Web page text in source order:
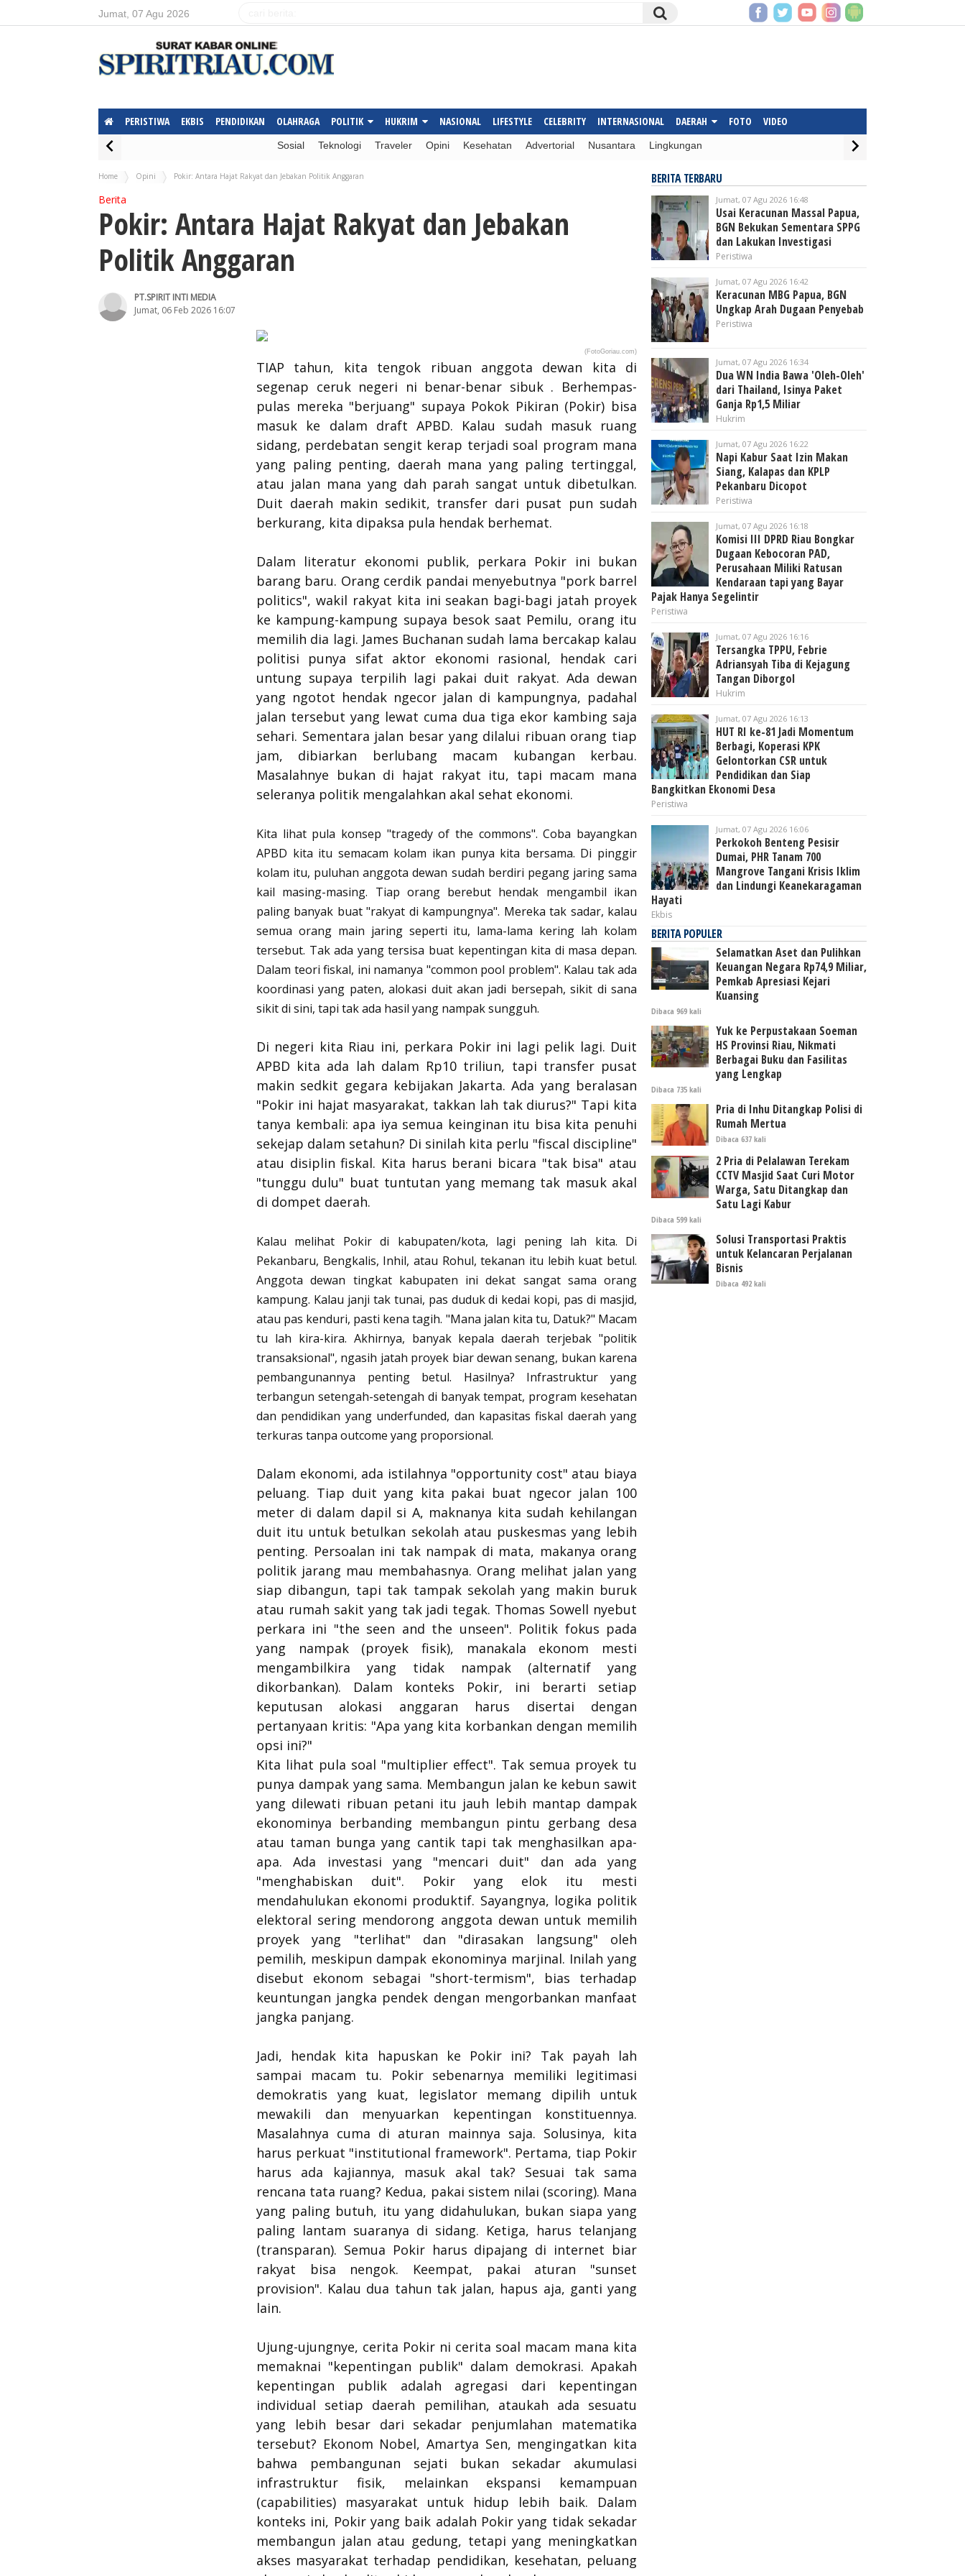
Jumat, 07 Agu 2026
PERISTIWA EKBIS PENDIDIKAN OLAHRAGA POLITIK HUKRIM NASIONAL LIFESTYLE CELEBRITY INTERNASIONAL DAERAH FOTO VIDEO
Sosial Teknologi Traveler Opini Kesehatan Advertorial Nusantara Lingkungan
Home Opini Pokir: Antara Hajat Rakyat dan Jebakan Politik Anggaran
Berita
Pokir: Antara Hajat Rakyat dan Jebakan
Politik Anggaran
PT.SPIRIT INTI MEDIA
Jumat, 06 Feb 2026 16:07
(FotoGoriau.com)
TIAP tahun, kita tengok ribuan anggota dewan kita di
segenap ceruk negeri ni benar-benar sibuk . Berhempas-
pulas mereka "berjuang" supaya Pokok Pikiran (Pokir) bisa
masuk ke dalam draft APBD. Kalau sudah masuk ruang
sidang, perdebatan sengit kerap terjadi soal program mana
yang paling penting, daerah mana yang paling tertinggal,
atau jalan mana yang dah parah sangat untuk dibetulkan.
Duit daerah makin sedikit, transfer dari pusat pun sudah
berkurang, kita dipaksa pula hendak berhemat.
Dalam literatur ekonomi publik, perkara Pokir ini bukan
barang baru. Orang cerdik pandai menyebutnya "pork barrel
politics", wakil rakyat kita ini seakan bagi-bagi jatah proyek
ke kampung-kampung supaya besok saat Pemilu, orang itu
memilih dia lagi. James Buchanan sudah lama bercakap kalau
politisi punya sifat aktor ekonomi rasional, hendak cari
untung supaya terpilih lagi pakai duit rakyat. Ada dewan
yang ngotot hendak ngecor jalan di kampungnya, padahal
jalan tersebut yang lewat cuma dua tiga ekor kambing saja
sehari. Sementara jalan besar yang dilalui ribuan orang tiap
jam, dibiarkan berlubang macam kubangan kerbau.
Masalahnye bukan di hajat rakyat itu, tapi macam mana
seleranya politik mengalahkan akal sehat ekonomi.
Kita lihat pula konsep "tragedy of the commons". Coba bayangkan
APBD kita itu semacam kolam ikan punya kita bersama. Di pinggir
kolam itu, puluhan anggota dewan sudah berdiri pegang jaring sama
kail masing-masing. Tiap orang berebut hendak mengambil ikan
paling banyak buat "rakyat di kampungnya". Mereka tak sadar, kalau
semua orang main jaring seperti itu, lama-lama kering lah kolam
tersebut. Tak ada yang tersisa buat kepentingan kita di masa depan.
Dalam teori fiskal, ini namanya "common pool problem". Kalau tak ada
koordinasi yang paten, alokasi duit akan jadi bersepah, sikit di sana
sikit di sini, tapi tak ada hasil yang nampak sungguh.
Di negeri kita Riau ini, perkara Pokir ini lagi pelik lagi. Duit
APBD kita ada lah dalam Rp10 triliun, tapi transfer pusat
makin sedkit gegara kebijakan Jakarta. Ada yang beralasan
"Pokir ini hajat masyarakat, takkan lah tak diurus?" Tapi kita
tanya kembali: apa iya semua keinginan itu bisa kita penuhi
sekejap dalam setahun? Di sinilah kita perlu "fiscal discipline"
atau disiplin fiskal. Kita harus berani bicara "tak bisa" atau
"tunggu dulu" buat tuntutan yang memang tak masuk akal
di dompet daerah.
Kalau melihat Pokir di kabupaten/kota, lagi pening lah kita. Di
Pekanbaru, Bengkalis, Inhil, atau Rohul, tekanan itu lebih kuat betul.
Anggota dewan tingkat kabupaten ini dekat sangat sama orang
kampung. Kalau janji tak tunai, pas duduk di kedai kopi, pas di masjid,
atau pas kenduri, pasti kena tagih. "Mana jalan kita tu, Datuk?" Macam
tu lah kira-kira. Akhirnya, banyak kepala daerah terjebak "politik
transaksional", ngasih jatah proyek biar dewan senang, bukan karena
pembangunannya penting betul. Hasilnya? Infrastruktur yang
terbangun setengah-setengah di banyak tempat, program kesehatan
dan pendidikan yang underfunded, dan kapasitas fiskal daerah yang
terkuras tanpa outcome yang proporsional.
Dalam ekonomi, ada istilahnya "opportunity cost" atau biaya
peluang. Tiap duit yang kita pakai buat ngecor jalan 100
meter di dalam dapil si A, maknanya kita sudah kehilangan
duit itu untuk betulkan sekolah atau puskesmas yang lebih
penting. Persoalan ini tak nampak di mata, makanya orang
politik jarang mau membahasnya. Orang melihat jalan yang
siap dibangun, tapi tak tampak sekolah yang makin buruk
atau rumah sakit yang tak jadi tegak. Thomas Sowell nyebut
perkara ini "the seen and the unseen". Politik fokus pada
yang nampak (proyek fisik), manakala ekonom mesti
mengambilkira yang tidak nampak (alternatif yang
dikorbankan). Dalam konteks Pokir, ini berarti setiap
keputusan alokasi anggaran harus disertai dengan
pertanyaan kritis: "Apa yang kita korbankan dengan memilih
opsi ini?"
Kita lihat pula soal "multiplier effect". Tak semua proyek tu
punya dampak yang sama. Membangun jalan ke kebun sawit
yang dilewati ribuan petani itu jauh lebih mantap dampak
ekonominya berbanding membangun pintu gerbang desa
atau taman bunga yang cantik tapi tak menghasilkan apa-
apa. Ada investasi yang "mencari duit" dan ada yang
"menghabiskan duit". Pokir yang elok itu mesti
mendahulukan ekonomi produktif. Sayangnya, logika politik
elektoral sering mendorong anggota dewan untuk memilih
proyek yang "terlihat" dan "dirasakan langsung" oleh
pemilih, meskipun dampak ekonominya marjinal. Inilah yang
disebut ekonom sebagai "short-termism", bias terhadap
keuntungan jangka pendek dengan mengorbankan manfaat
jangka panjang.
Jadi, hendak kita hapuskan ke Pokir ini? Tak payah lah
sampai macam tu. Pokir sebenarnya memiliki legitimasi
demokratis yang kuat, legislator memang dipilih untuk
mewakili dan menyuarkan kepentingan konstituennya.
Masalahnya cuma di aturan mainnya saja. Solusinya, kita
harus perkuat "institutional framework". Pertama, tiap Pokir
harus ada kajiannya, masuk akal tak? Sesuai tak sama
rencana tata ruang? Kedua, pakai sistem nilai (scoring). Mana
yang paling butuh, itu yang didahulukan, bukan siapa yang
paling lantam suaranya di sidang. Ketiga, harus telanjang
(transparan). Semua Pokir harus dipajang di internet biar
rakyat bisa nengok. Keempat, pakai aturan "sunset
provision". Kalau dua tahun tak jalan, hapus aja, ganti yang
lain.
Ujung-ujungnye, cerita Pokir ni cerita soal macam mana kita
memaknai "kepentingan publik" dalam demokrasi. Apakah
kepentingan publik adalah agregasi dari kepentingan
individual setiap daerah pemilihan, ataukah ada sesuatu
yang lebih besar dari sekadar penjumlahan matematika
tersebut? Ekonom Nobel, Amartya Sen, mengingatkan kita
bahwa pembangunan sejati bukan sekadar akumulasi
infrastruktur fisik, melainkan ekspansi kemampuan
(capabilities) masyarakat untuk hidup lebih baik. Dalam
konteks ini, Pokir yang baik adalah Pokir yang tidak sekadar
membangun jalan atau gedung, tetapi yang meningkatkan
akses masyarakat terhadap pendidikan, kesehatan, peluang
BERITA TERBARU
Jumat, 07 Agu 2026 16:48
Usai Keracunan Massal Papua,
BGN Bekukan Sementara SPPG
dan Lakukan Investigasi
Peristiwa
Jumat, 07 Agu 2026 16:42
Keracunan MBG Papua, BGN
Ungkap Arah Dugaan Penyebab
Peristiwa
Jumat, 07 Agu 2026 16:34
Dua WN India Bawa 'Oleh-Oleh'
dari Thailand, Isinya Paket
Ganja Rp1,5 Miliar
Hukrim
Jumat, 07 Agu 2026 16:22
Napi Kabur Saat Izin Makan
Siang, Kalapas dan KPLP
Pekanbaru Dicopot
Peristiwa
Jumat, 07 Agu 2026 16:18
Komisi III DPRD Riau Bongkar
Dugaan Kebocoran PAD,
Perusahaan Miliki Ratusan
Kendaraan tapi yang Bayar
Pajak Hanya Segelintir
Peristiwa
Jumat, 07 Agu 2026 16:16
Tersangka TPPU, Febrie
Adriansyah Tiba di Kejagung
Tangan Diborgol
Hukrim
Jumat, 07 Agu 2026 16:13
HUT RI ke-81 Jadi Momentum
Berbagi, Koperasi KPK
Gelontorkan CSR untuk
Pendidikan dan Siap
Bangkitkan Ekonomi Desa
Peristiwa
Jumat, 07 Agu 2026 16:06
Perkokoh Benteng Pesisir
Dumai, PHR Tanam 700
Mangrove Tangani Krisis Iklim
dan Lindungi Keanekaragaman
Hayati
Ekbis
BERITA POPULER
Selamatkan Aset dan Pulihkan
Keuangan Negara Rp74,9 Miliar,
Pemkab Apresiasi Kejari
Kuansing
Dibaca 969 kali
Yuk ke Perpustakaan Soeman
HS Provinsi Riau, Nikmati
Berbagai Buku dan Fasilitas
yang Lengkap
Dibaca 735 kali
Pria di Inhu Ditangkap Polisi di
Rumah Mertua
Dibaca 637 kali
2 Pria di Pelalawan Terekam
CCTV Masjid Saat Curi Motor
Warga, Satu Ditangkap dan
Satu Lagi Kabur
Dibaca 599 kali
Solusi Transportasi Praktis
untuk Kelancaran Perjalanan
Bisnis
Dibaca 492 kali